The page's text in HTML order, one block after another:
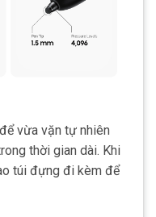
vừa vặn tự nhiên
thời gian dài. Khi
túi đựng đi kèm để